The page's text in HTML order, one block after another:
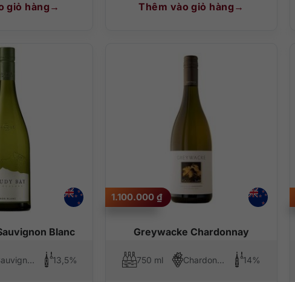
giỏ hàng Thêm vào giỏ hàng
Blanc
Sauvignon Blanc 13,5%
Greywacke Chardonnay
1.100.000 ₫
750 ml Chardonnay 14%